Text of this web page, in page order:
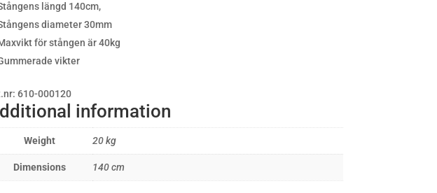
längd 140cm,
diameter 30mm
för stången är 40kg
vikter
610-000120
information
Weight 20 kg
Dimensions 140 cm